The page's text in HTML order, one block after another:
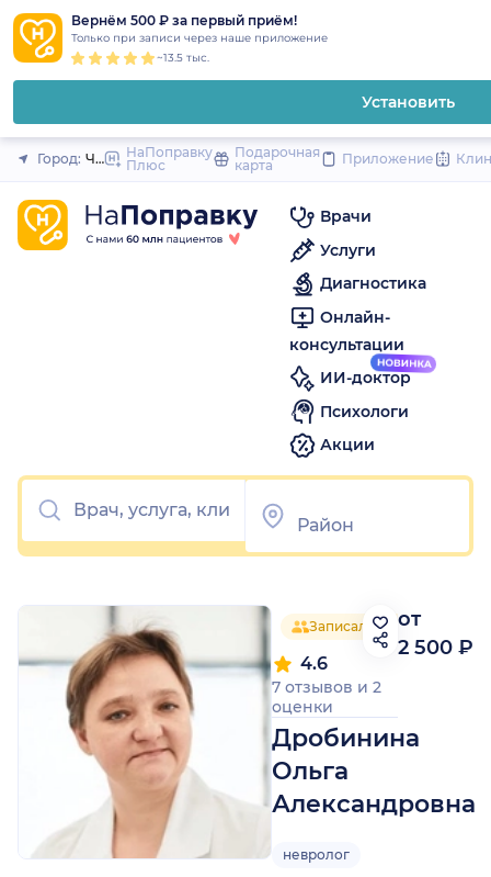
Вернём 500 ₽ за первый приём!
Только при записи через наше приложение
~13.5 тыс.
Установить
Закрыть
Город: ЧелябинскНаПоправку
Плюс
Подарочная
карта
Приложение
Врачи
Услуги
Диагностика
Онлайн-
консультации
ИИ-доктор
Психологи
Акции
Записалось 63 человека
Дробинина
Ольга
Александровна
4.6
7 отзывов и 2
оценки
невролог
от
2 500 ₽